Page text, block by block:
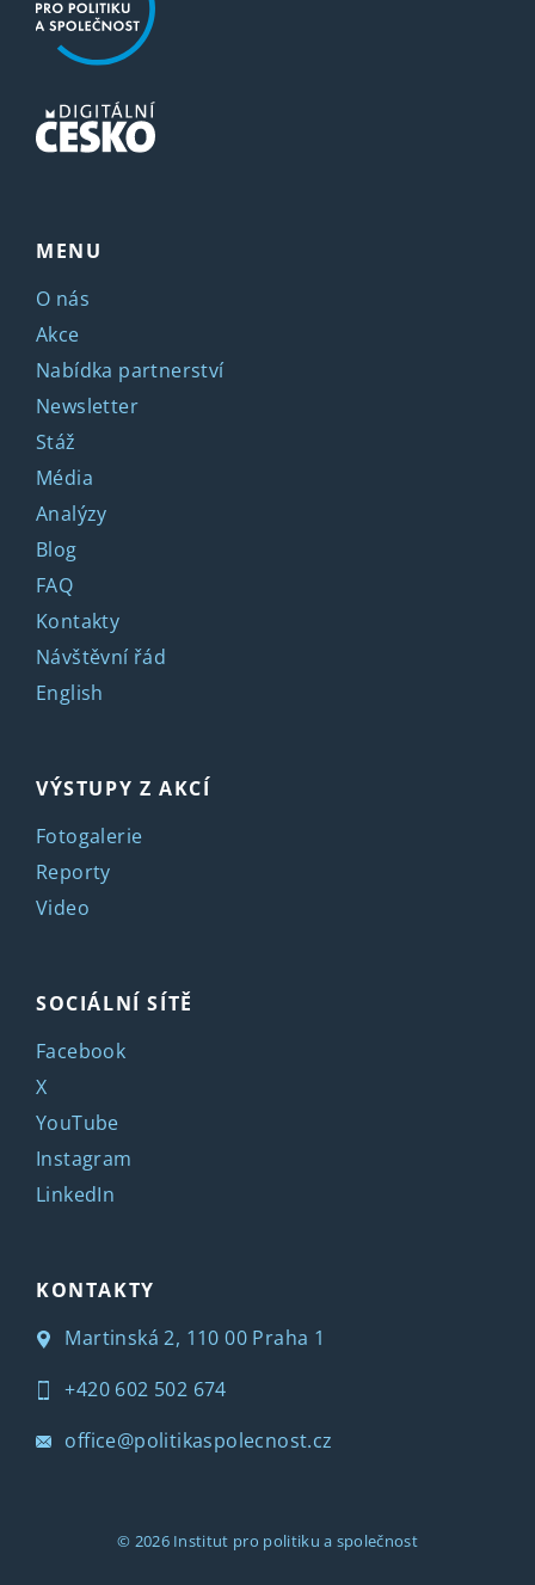
MENU
O nás
Akce
Nabídka partnerství
Newsletter
Stáž
Média
Analýzy
Blog
FAQ
Kontakty
Návštěvní řád
English
VÝSTUPY Z AKCÍ
Fotogalerie
Reporty
Video
SOCIÁLNÍ SÍTĚ
Facebook
X
YouTube
Instagram
LinkedIn
KONTAKTY
Martinská 2, 110 00 Praha 1
+420 602 502 674
office@politikaspolecnost.cz
© 2026 Institut pro politiku a společnost